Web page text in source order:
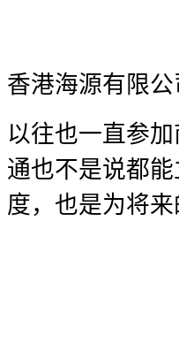
香港海源有限公
以往也一直参
通也不是说都
度，也是为将